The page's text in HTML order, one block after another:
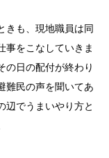
きも、現地職員は同
事をこなしていきま
の日の配付が終わり
難民の声を聞いてあ
辺でうまいやり方と